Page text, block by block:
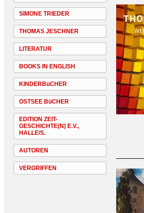
SIMONE TRIEDER
THOMAS JESCHNER
LITERATUR
BOOKS IN ENGLISH
KINDERBüCHER
OSTSEE BüCHER
EDITION ZEIT-
GESCHICHTE(N) E.V.,
HALLE/S.
AUTOREN
VERGRIFFEN